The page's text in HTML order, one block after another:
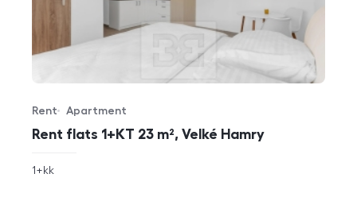
Rent flats 1+KT 23 m², Velké Hamry
Offer type
Rent
Property type
Apartment
rozměry
1+kk